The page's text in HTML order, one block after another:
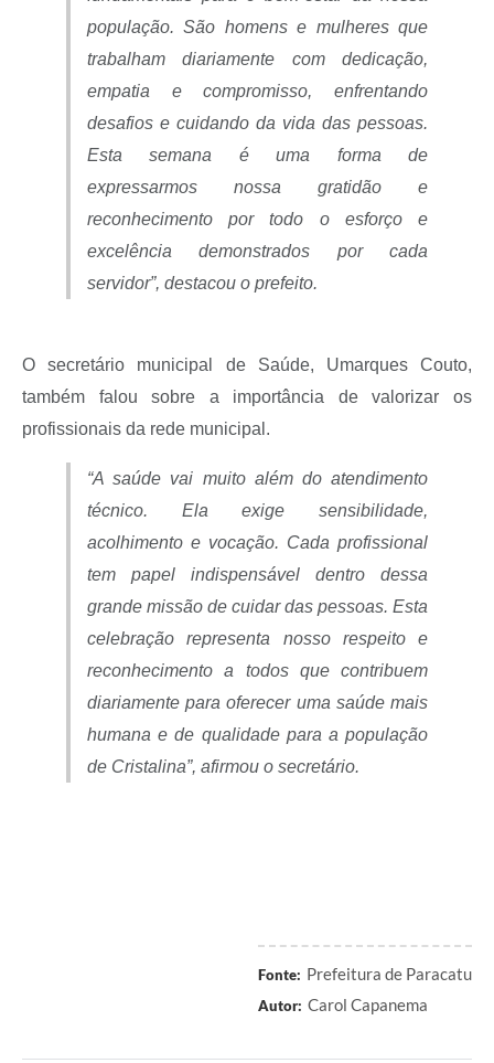
população. São homens e mulheres que
trabalham diariamente com dedicação,
empatia e compromisso, enfrentando
desafios e cuidando da vida das pessoas.
Esta semana é uma forma de
expressarmos nossa gratidão e
reconhecimento por todo o esforço e
excelência demonstrados por cada
servidor”, destacou o prefeito.
O secretário municipal de Saúde, Umarques Couto,
também falou sobre a importância de valorizar os
profissionais da rede municipal.
“A saúde vai muito além do atendimento
técnico. Ela exige sensibilidade,
acolhimento e vocação. Cada profissional
tem papel indispensável dentro dessa
grande missão de cuidar das pessoas. Esta
celebração representa nosso respeito e
reconhecimento a todos que contribuem
diariamente para oferecer uma saúde mais
humana e de qualidade para a população
de Cristalina”, afirmou o secretário.
Fonte: Prefeitura de Paracatu
Autor: Carol Capanema